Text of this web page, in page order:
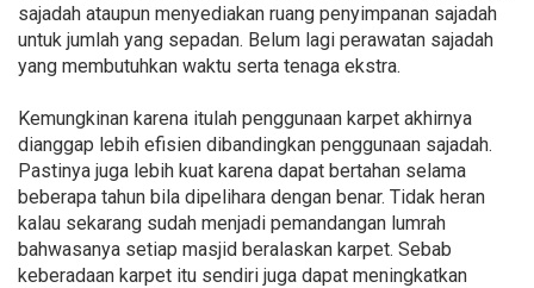
sajadah ataupun menyediakan ruang penyimpanan sajadah
untuk jumlah yang sepadan. Belum lagi perawatan sajadah
yang membutuhkan waktu serta tenaga ekstra.
Kemungkinan karena itulah penggunaan karpet akhirnya
dianggap lebih efisien dibandingkan penggunaan sajadah.
Pastinya juga lebih kuat karena dapat bertahan selama
beberapa tahun bila dipelihara dengan benar. Tidak heran
kalau sekarang sudah menjadi pemandangan lumrah
bahwasanya setiap masjid beralaskan karpet. Sebab
keberadaan karpet itu sendiri juga dapat meningkatkan